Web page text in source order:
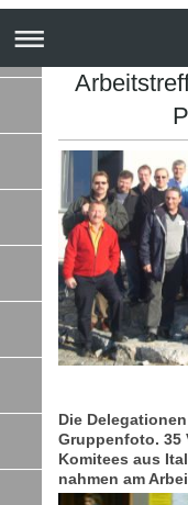
Die
Gruppenfoto. 35
Komitees aus
nahmen am